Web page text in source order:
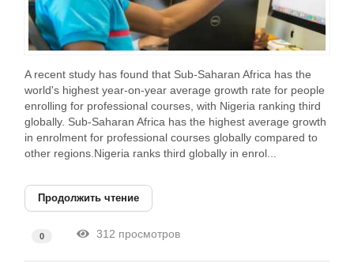
A recent study has found that Sub-Saharan Africa has the
world's highest year-on-year average growth rate for people
enrolling for professional courses, with Nigeria ranking third
globally. Sub-Saharan Africa has the highest average growth
in enrolment for professional courses globally compared to
other regions.Nigeria ranks third globally in enrol...
Продолжить чтение
0 312 просмотров